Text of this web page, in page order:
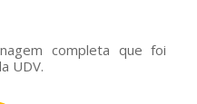
completa que foi
UDV.